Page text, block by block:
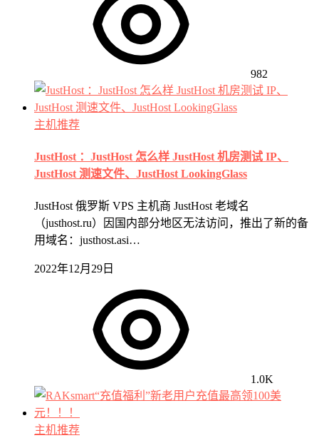
982
主机推荐
JustHost ：JustHost 怎么样 JustHost 机房测试 IP、
JustHost 测速文件、JustHost LookingGlass
JustHost 俄罗斯 VPS 主机商 JustHost 老域名
（justhost.ru）因国内部分地区无法访问，推出了新的备
用域名：justhost.asi…
2022年12月29日
1.0K
主机推荐